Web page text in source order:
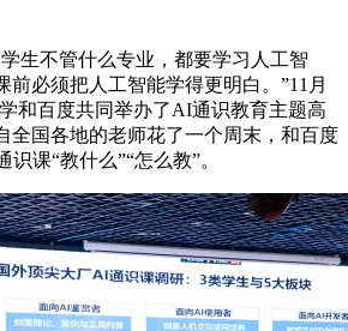
不管什么专业，都要学习人工智
前必须把人工智能学得更明白。”11月
和百度共同举办了AI通识教育主题高
全国各地的老师花了一个周末，和百度
课“教什么”“怎么教”。